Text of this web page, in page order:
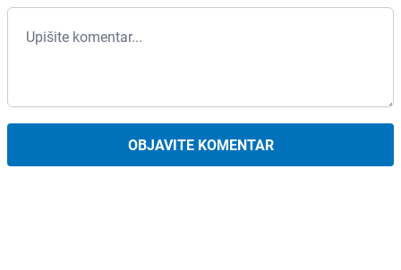
OBJAVITE KOMENTAR